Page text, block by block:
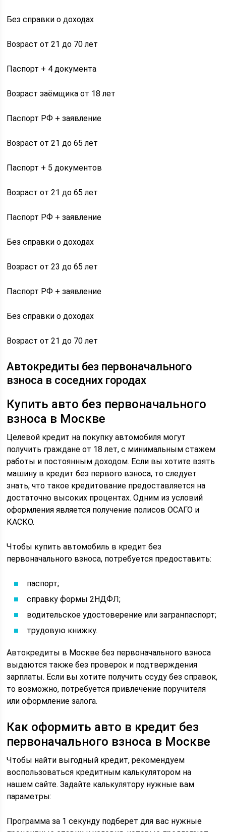
Без справки о доходах
Возраст от 21 до 70 лет
Паспорт + 4 документа
Возраст заёмщика от 18 лет
Паспорт РФ + заявление
Возраст от 21 до 65 лет
Паспорт + 5 документов
Возраст от 21 до 65 лет
Паспорт РФ + заявление
Без справки о доходах
Возраст от 23 до 65 лет
Паспорт РФ + заявление
Без справки о доходах
Возраст от 21 до 70 лет
Автокредиты без первоначального
взноса в соседних городах
Купить авто без первоначального
взноса в Москве
Целевой кредит на покупку автомобиля могут
получить граждане от 18 лет, с минимальным стажем
работы и постоянным доходом. Если вы хотите взять
машину в кредит без первого взноса, то следует
знать, что такое кредитование предоставляется на
достаточно высоких процентах. Одним из условий
оформления является получение полисов ОСАГО и
КАСКО.
Чтобы купить автомобиль в кредит без
первоначального взноса, потребуется предоставить:
паспорт;
справку формы 2НДФЛ;
водительское удостоверение или загранпаспорт;
трудовую книжку.
Автокредиты в Москве без первоначального взноса
выдаются также без проверок и подтверждения
зарплаты. Если вы хотите получить ссуду без справок,
то возможно, потребуется привлечение поручителя
или оформление залога.
Как оформить авто в кредит без
первоначального взноса в Москве
Чтобы найти выгодный кредит, рекомендуем
воспользоваться кредитным калькулятором на
нашем сайте. Задайте калькулятору нужные вам
параметры:
Программа за 1 секунду подберет для вас нужные